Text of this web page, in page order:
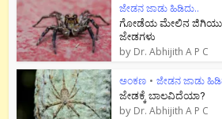
ಜೇಡನ ಜಾಡು ಹಿಡಿದು..
ಗೋಡೆಯ ಮೇಲಿನ
ಜೇಡಗಳು
by Dr. Abhijith A P C
ಅಂಕಣ • ಜೇಡನ ಜಾಡು
ಜೇಡಕ್ಕೆ ಬಾಲವಿದೆಯಾ?
by Dr. Abhijith A P C